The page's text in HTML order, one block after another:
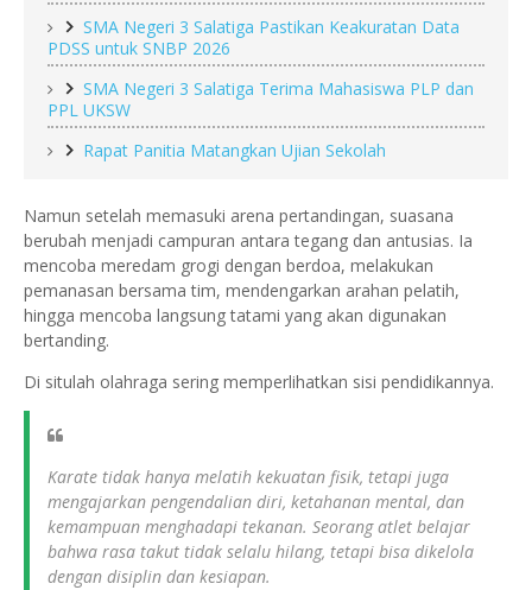
SMA Negeri 3 Salatiga Pastikan Keakuratan Data
PDSS untuk SNBP 2026
SMA Negeri 3 Salatiga Terima Mahasiswa PLP dan
PPL UKSW
Rapat Panitia Matangkan Ujian Sekolah
Namun setelah memasuki arena pertandingan, suasana
berubah menjadi campuran antara tegang dan antusias. Ia
mencoba meredam grogi dengan berdoa, melakukan
pemanasan bersama tim, mendengarkan arahan pelatih,
hingga mencoba langsung tatami yang akan digunakan
bertanding.
Di situlah olahraga sering memperlihatkan sisi pendidikannya.
Karate tidak hanya melatih kekuatan fisik, tetapi juga
mengajarkan pengendalian diri, ketahanan mental, dan
kemampuan menghadapi tekanan. Seorang atlet belajar
bahwa rasa takut tidak selalu hilang, tetapi bisa dikelola
dengan disiplin dan kesiapan.